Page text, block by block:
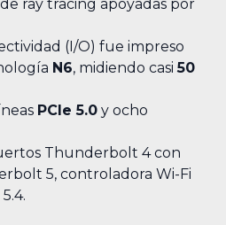
ray tracing apoyadas por
(I/O) fue impreso
N6, midiendo casi50
PCIe 5.0 y ocho
Thunderbolt 4 con
5, controladora Wi-Fi